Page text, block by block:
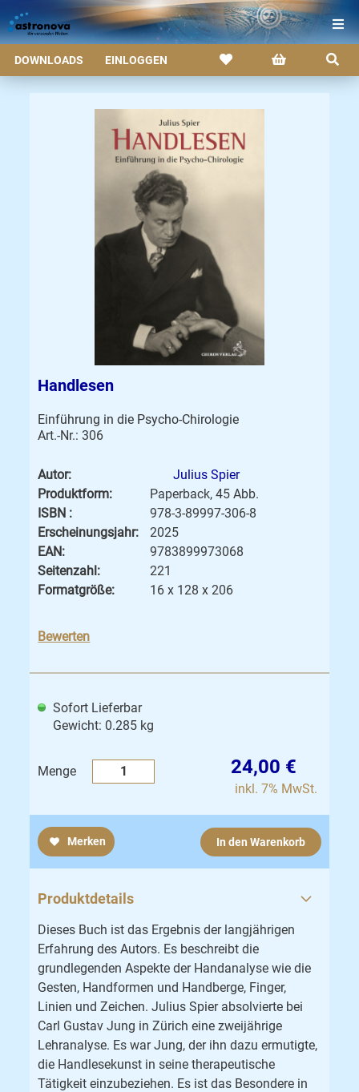
DOWNLOADS EINLOGGEN
Handlesen
Einführung in die Psycho-Chirologie
Art.-Nr.: 306
Autor:
Julius Spier
Produktform:
Paperback, 45 Abb.
ISBN :
978-3-89997-306-8
Erscheinungsjahr:
2025
EAN:
9783899973068
Seitenzahl:
221
Formatgröße:
16 x 128 x 206
Bewerten
Menge 24,00 €
inkl. 7% MwSt.
Sofort Lieferbar
Gewicht: 0.285 kg
Merken In den Warenkorb
Produktdetails
Dieses Buch ist das Ergebnis der langjährigen
Erfahrung des Autors. Es beschreibt die
grundlegenden Aspekte der Handanalyse wie die
Gesten, Handformen und Handberge, Finger,
Linien und Zeichen. Julius Spier absolvierte bei
Carl Gustav Jung in Zürich eine zweijährige
Lehranalyse. Es war Jung, der ihn dazu ermutigte,
die Handlesekunst in seine therapeutische
Tätigkeit einzubeziehen. Es ist das Besondere in